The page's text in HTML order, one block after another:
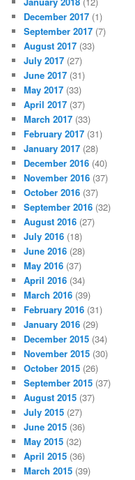
December 2017 (1)
September 2017 (7)
August 2017 (33)
July 2017 (27)
June 2017 (31)
May 2017 (33)
April 2017 (37)
March 2017 (33)
February 2017 (31)
January 2017 (28)
December 2016 (40)
November 2016 (37)
October 2016 (37)
September 2016 (32)
August 2016 (27)
July 2016 (18)
June 2016 (28)
May 2016 (37)
April 2016 (34)
March 2016 (39)
February 2016 (31)
January 2016 (29)
December 2015 (34)
November 2015 (30)
October 2015 (26)
September 2015 (37)
August 2015 (37)
July 2015 (27)
June 2015 (36)
May 2015 (32)
April 2015 (36)
March 2015 (39)